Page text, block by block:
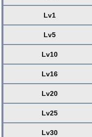
Lv1
Lv5
Lv10
Lv16
Lv20
Lv25
Lv30